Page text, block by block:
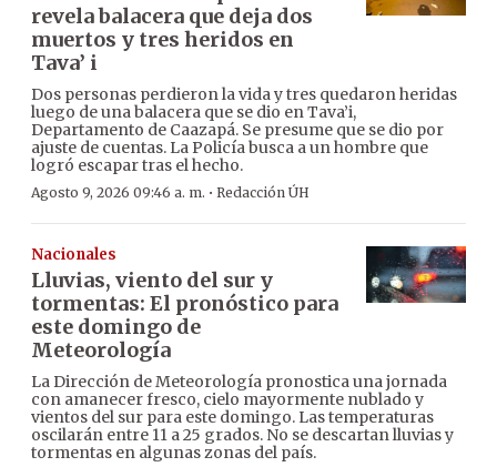
revela balacera que deja dos
muertos y tres heridos en
Tava’ i
Dos personas perdieron la vida y tres quedaron heridas
luego de una balacera que se dio en Tava’i,
Departamento de Caazapá. Se presume que se dio por
ajuste de cuentas. La Policía busca a un hombre que
logró escapar tras el hecho.
Agosto 9, 2026 09:46 a. m. · Redacción ÚH
Nacionales
Lluvias, viento del sur y
tormentas: El pronóstico para
este domingo de
Meteorología
La Dirección de Meteorología pronostica una jornada
con amanecer fresco, cielo mayormente nublado y
vientos del sur para este domingo. Las temperaturas
oscilarán entre 11 a 25 grados. No se descartan lluvias y
tormentas en algunas zonas del país.